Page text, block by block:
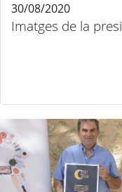
Imatges de la
30/08/2020